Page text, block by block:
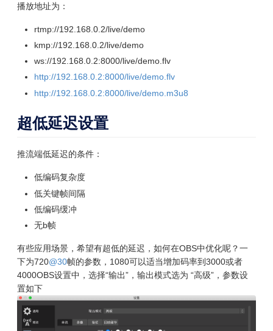
播放地址为：
rtmp://192.168.0.2/live/demo
kmp://192.168.0.2/live/demo
ws://192.168.0.2:8000/live/demo.flv
http://192.168.0.2:8000/live/demo.flv
http://192.168.0.2:8000/live/demo.m3u8
超低延迟设置
推流端低延迟的条件：
低编码复杂度
低关键帧间隔
低编码缓冲
无b帧
有些应用场景，希望有超低的延迟，如何在OBS中优化呢？一
下为720@30帧的参数，1080可以适当增加码率到3000或者
4000OBS设置中，选择“输出”，输出模式选为 “高级”，参数设
置如下